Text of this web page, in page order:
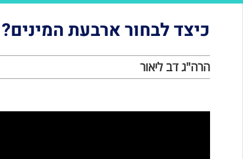
כיצד לבחור ארבעת המינים?
הרה"ג דב ליאור